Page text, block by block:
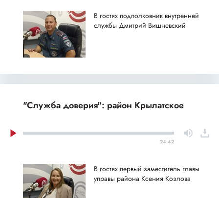
В гостях подполковник внутренней
службы Дмитрий Вишневский
"Служба доверия": район Крылатское
24:42
В гостях первый заместитель главы
управы района Ксения Козлова